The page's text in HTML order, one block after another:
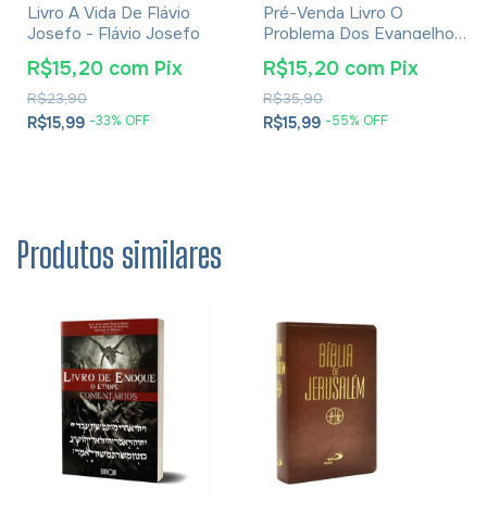
Livro A Vida De Flávio
Josefo - Flávio Josefo
R$15,99 -33% OFF
R$23,90
R$15,20 com Pix
Pré-Venda Livro O
Problema Dos Evangelhos
E Soluções- Eusébio De
Cesareia
R$15,99 -55% OFF
R$35,90
R$15,20 com Pix
Produtos similares